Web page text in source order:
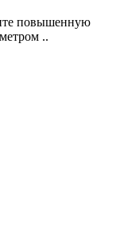
повышенную
..